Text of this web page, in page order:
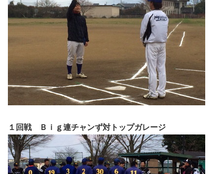
１回戦 Ｂｉｇ連チャンず対トップガレージ